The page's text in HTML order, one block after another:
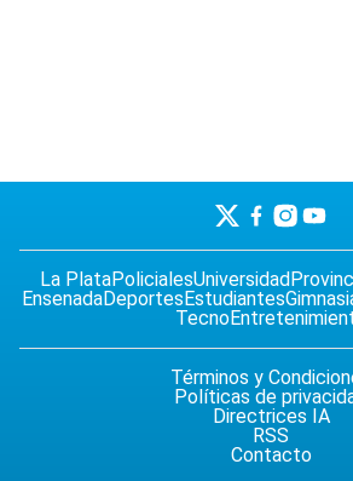
La PlataPolicialesUniversidad
EnsenadaDeportes Estudiantes
Tecno
Términos y
Políticas de
Directrices IA
RSS
Contacto